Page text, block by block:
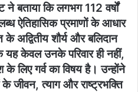
बताया कि लगभग 112 वर्षों
ऐतिहासिक प्रमाणों के आधार
अद्वितीय शौर्य और बलिदान
यह केवल उनके परिवार ही नहीं,
लिए गर्व का विषय है। उन्होंने
जीवन, त्याग और राष्ट्रभक्ति